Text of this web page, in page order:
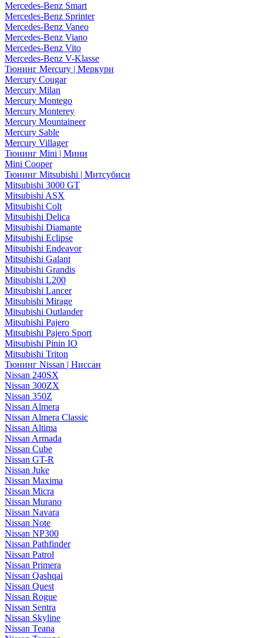
Mercedes-Benz Smart
Mercedes-Benz Sprinter
Mercedes-Benz Vaneo
Mercedes-Benz Viano
Mercedes-Benz Vito
Mercedes-Benz V-Klasse
Тюнинг Mercury | Меркури
Mercury Cougar
Mercury Milan
Mercury Montego
Mercury Monterey
Mercury Mountaineer
Mercury Sable
Mercury Villager
Тюнинг Mini | Мини
Mini Cooper
Тюнинг Mitsubishi | Митсубиси
Mitsubishi 3000 GT
Mitsubishi ASX
Mitsubishi Colt
Mitsubishi Delica
Mitsubishi Diamante
Mitsubishi Eclipse
Mitsubishi Endeavor
Mitsubishi Galant
Mitsubishi Grandis
Mitsubishi L200
Mitsubishi Lancer
Mitsubishi Mirage
Mitsubishi Outlander
Mitsubishi Pajero
Mitsubishi Pajero Sport
Mitsubishi Pinin IO
Mitsubishi Triton
Тюнинг Nissan | Ниссан
Nissan 240SX
Nissan 300ZX
Nissan 350Z
Nissan Almera
Nissan Almera Classic
Nissan Altima
Nissan Armada
Nissan Cube
Nissan GT-R
Nissan Juke
Nissan Maxima
Nissan Micra
Nissan Murano
Nissan Navara
Nissan Note
Nissan NP300
Nissan Pathfinder
Nissan Patrol
Nissan Primera
Nissan Qashqai
Nissan Quest
Nissan Rogue
Nissan Sentra
Nissan Skyline
Nissan Teana